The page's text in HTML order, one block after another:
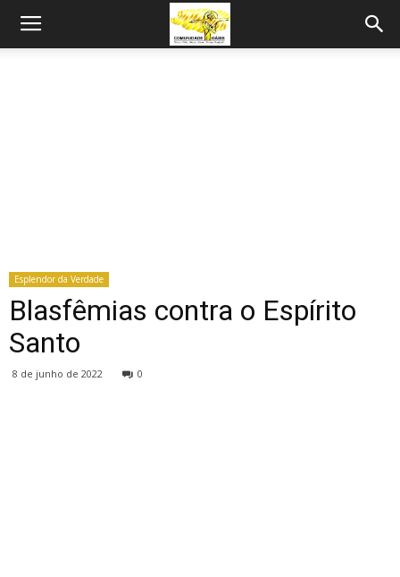
Esplendor da Verdade
Blasfêmias contra o Espírito
Santo
8 de junho de 2022 0